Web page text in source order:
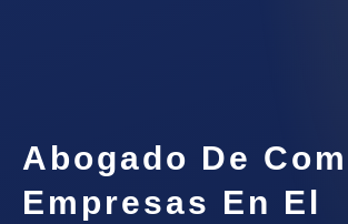
Abogado De
Empresas En El